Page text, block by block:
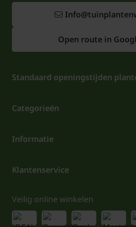
Open route in
Standaard openingstijden
Categorieën
Informatie
Klantenservice
Veilig online winkelen